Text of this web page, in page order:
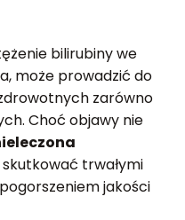
bilirubiny we
może prowadzić do
zarówno
Choć objawy nie
trwałymi
jakości